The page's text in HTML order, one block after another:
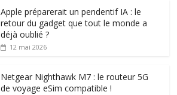
Apple préparerait un pendentif IA : le
retour du gadget que tout le monde a
déjà oublié ?
12 mai 2026
Netgear Nighthawk M7 : le routeur 5G
de voyage eSim compatible !